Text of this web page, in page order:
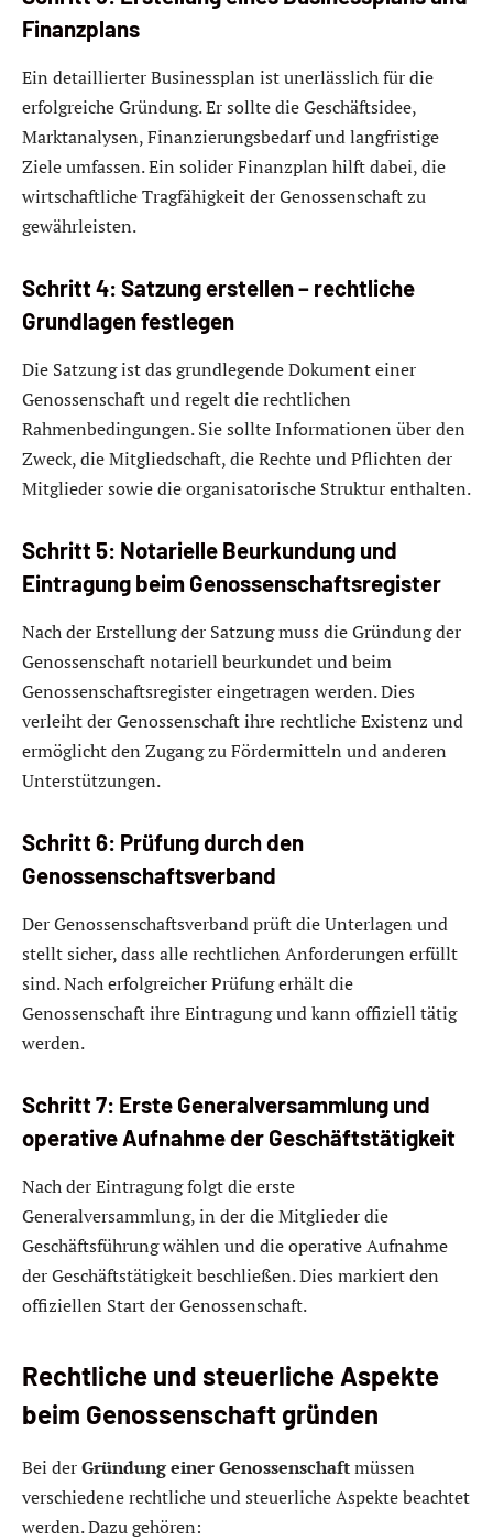
Finanzplans
Ein detaillierter Businessplan ist unerlässlich für die
erfolgreiche Gründung. Er sollte die Geschäftsidee,
Marktanalysen, Finanzierungsbedarf und langfristige
Ziele umfassen. Ein solider Finanzplan hilft dabei, die
wirtschaftliche Tragfähigkeit der Genossenschaft zu
gewährleisten.
Schritt 4: Satzung erstellen – rechtliche
Grundlagen festlegen
Die Satzung ist das grundlegende Dokument einer
Genossenschaft und regelt die rechtlichen
Rahmenbedingungen. Sie sollte Informationen über den
Zweck, die Mitgliedschaft, die Rechte und Pflichten der
Mitglieder sowie die organisatorische Struktur enthalten.
Schritt 5: Notarielle Beurkundung und
Eintragung beim Genossenschaftsregister
Nach der Erstellung der Satzung muss die Gründung der
Genossenschaft notariell beurkundet und beim
Genossenschaftsregister eingetragen werden. Dies
verleiht der Genossenschaft ihre rechtliche Existenz und
ermöglicht den Zugang zu Fördermitteln und anderen
Unterstützungen.
Schritt 6: Prüfung durch den
Genossenschaftsverband
Der Genossenschaftsverband prüft die Unterlagen und
stellt sicher, dass alle rechtlichen Anforderungen erfüllt
sind. Nach erfolgreicher Prüfung erhält die
Genossenschaft ihre Eintragung und kann offiziell tätig
werden.
Schritt 7: Erste Generalversammlung und
operative Aufnahme der Geschäftstätigkeit
Nach der Eintragung folgt die erste
Generalversammlung, in der die Mitglieder die
Geschäftsführung wählen und die operative Aufnahme
der Geschäftstätigkeit beschließen. Dies markiert den
offiziellen Start der Genossenschaft.
Rechtliche und steuerliche Aspekte
beim Genossenschaft gründen
Bei derGründung einer Genossenschaftmüssen
verschiedene rechtliche und steuerliche Aspekte beachtet
werden. Dazu gehören: